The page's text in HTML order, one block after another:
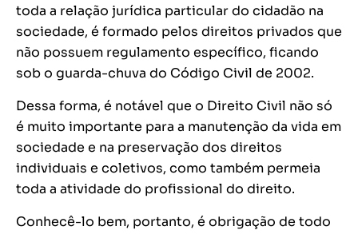
toda a relação jurídica particular do cidadão na
sociedade, é formado pelos direitos privados que
não possuem regulamento específico, ficando
sob o guarda-chuva do Código Civil de 2002.
Dessa forma, é notável que o Direito Civil não só
é muito importante para a manutenção da vida em
sociedade e na preservação dos direitos
individuais e coletivos, como também permeia
toda a atividade do profissional do direito.
Conhecê-lo bem, portanto, é obrigação de todo